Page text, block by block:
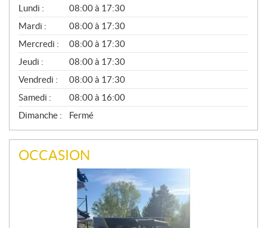
G
É
N
É
R
A
L
Lundi :
08:00 à 17:30
Mardi :
08:00 à 17:30
Mercredi :
08:00 à 17:30
Jeudi :
08:00 à 17:30
Vendredi :
08:00 à 17:30
Samedi :
08:00 à 16:00
Dimanche :
Fermé
OCCASION